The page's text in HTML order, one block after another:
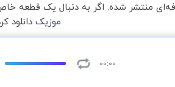
منتشر شده. اگر به دنبال یک قطعه
موزیک دانلود
00:00